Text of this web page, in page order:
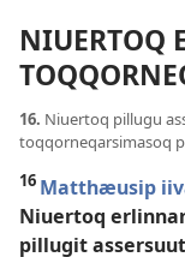
NIUERTOQ
16. Niuertoq pillugu
toqqorneqarsimasoq
16 Matthæusip
Niuertoq
pillugit